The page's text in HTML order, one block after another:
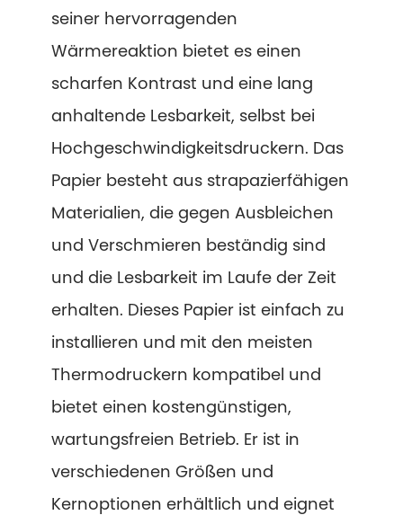
seiner hervorragenden
Wärmereaktion bietet es einen
scharfen Kontrast und eine lang
anhaltende Lesbarkeit, selbst bei
Hochgeschwindigkeitsdruckern. Das
Papier besteht aus strapazierfähigen
Materialien, die gegen Ausbleichen
und Verschmieren beständig sind
und die Lesbarkeit im Laufe der Zeit
erhalten. Dieses Papier ist einfach zu
installieren und mit den meisten
Thermodruckern kompatibel und
bietet einen kostengünstigen,
wartungsfreien Betrieb. Er ist in
verschiedenen Größen und
Kernoptionen erhältlich und eignet